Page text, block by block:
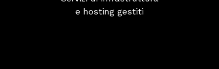
e hosting gestiti